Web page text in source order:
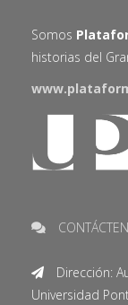
Somos
historias del
Dirección:
Universidad